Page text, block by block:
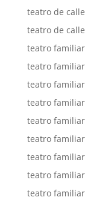
teatro de
teatro de
teatro
teatro
teatro
teatro
teatro
teatro
teatro
teatro
teatro